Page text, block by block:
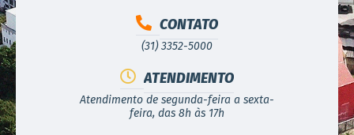
CONTATO
(31) 3352-5000
ATENDIMENTO
Atendimento de segunda-feira a sexta-
feira, das 8h às 17h